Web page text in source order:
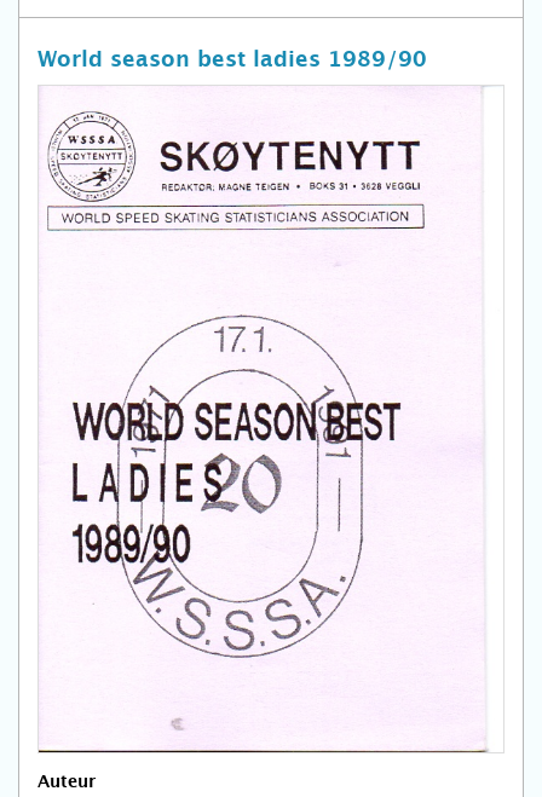
World season best ladies 1989/90
Auteur